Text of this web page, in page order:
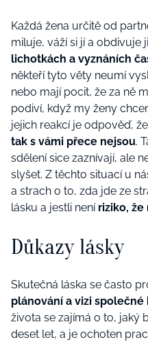
Každá žena určitě od
miluje, váží si jí a obdivuje
lichotkách a vyznáních
někteří tyto věty neumí
nebo mají pocit, že za ně
podiví, když my ženy
jejich reakcí je odpověď, že
tak s vámi přece nejsou.
sdělení sice zaznívají, ale
slyšet. Z těchto situací u
a strach o to, zda jde ze
lásku a jestli není riziko,
Důkazy lásky
Skutečná láska se často
plánování a vizi společné
života se zajímá o to, jaký
deset let, a je ochoten